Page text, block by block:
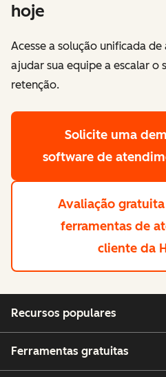
hoje
Acesse a solução unificada
ajudar sua equipe a escalar o
retenção.
Solicite uma
software de
Avaliação
ferramentas de
cliente da
Recursos populares
Ferramentas gratuitas